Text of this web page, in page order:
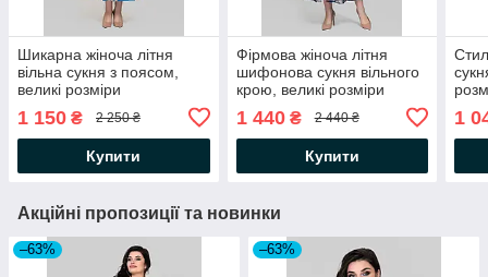
Шикарна жіноча літня
вільна сукня з поясом,
великі розміри
1 150 ₴ 2 250 ₴
Купити
Фірмова жіноча літня
шифонова сукня вільного
крою, великі розміри
1 440₴ 2 440 ₴
Купити
1
Акційні пропозиції та новинки
–63% –63%